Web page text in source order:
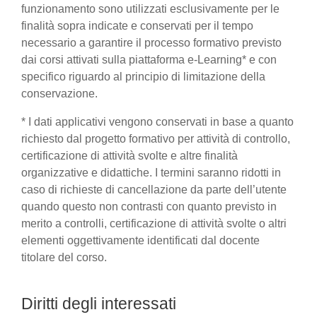
funzionamento sono utilizzati esclusivamente per le
finalità sopra indicate e conservati per il tempo
necessario a garantire il processo formativo previsto
dai corsi attivati sulla piattaforma e-Learning* e con
specifico riguardo al principio di limitazione della
conservazione.
* I dati applicativi vengono conservati in base a quanto
richiesto dal progetto formativo per attività di controllo,
certificazione di attività svolte e altre finalità
organizzative e didattiche. I termini saranno ridotti in
caso di richieste di cancellazione da parte dell’utente
quando questo non contrasti con quanto previsto in
merito a controlli, certificazione di attività svolte o altri
elementi oggettivamente identificati dal docente
titolare del corso.
Diritti degli interessati